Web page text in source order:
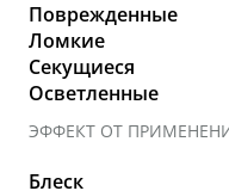
Поврежденные
Ломкие
Секущиеся
Осветленные
ЭФФЕКТ ОТ
Блеск